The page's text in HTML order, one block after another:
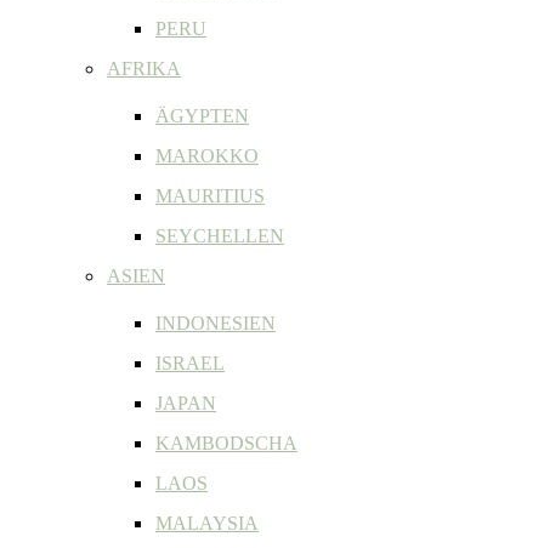
PERU
AFRIKA
ÄGYPTEN
MAROKKO
MAURITIUS
SEYCHELLEN
ASIEN
INDONESIEN
ISRAEL
JAPAN
KAMBODSCHA
LAOS
MALAYSIA